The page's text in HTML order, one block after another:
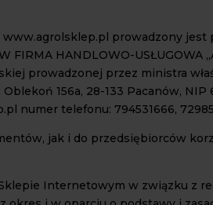
prowadzony
FIRMA HANDLOWO-USŁUGOWA
prowadzonej przez ministra
156a, 28-133 Pacanów, NIP
numer telefonu: 794531666,
jak i do przedsiębiorców
Internetowym w związku z